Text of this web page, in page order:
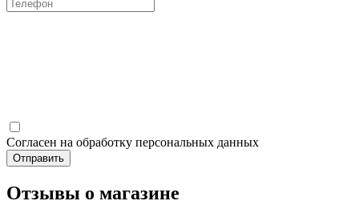
Согласен на обработку персональных данных
Отправить
Отзывы о магазине